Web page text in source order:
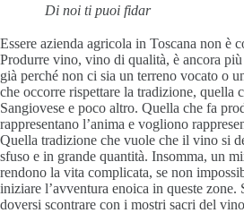
Di noi ti puoi fidar
Essere azienda agricola in Toscana non è
Produrre vino, vino di qualità, è ancora
già perché non ci sia un terreno vocato o
che occorre rispettare la tradizione, quella
Sangiovese e poco altro. Quella che fa
rappresentano l’anima e vogliono
Quella tradizione che vuole che il vino si
sfuso e in grande quantità. Insomma, un
rendono la vita complicata, se non
iniziare l’avventura enoica in queste zone.
doversi scontrare con i mostri sacri del